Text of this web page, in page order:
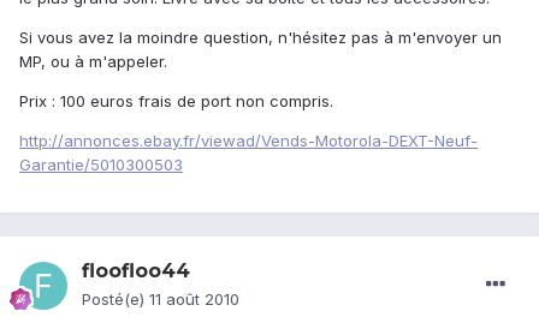
Si vous avez la moindre question, n'hésitez pas à m'envoyer un
MP, ou à m'appeler.
Prix : 100 euros frais de port non compris.
http://annonces.ebay.fr/viewad/Vends-Motorola-DEXT-Neuf-
Garantie/5010300503
floofloo44
Posté(e) 11 août 2010